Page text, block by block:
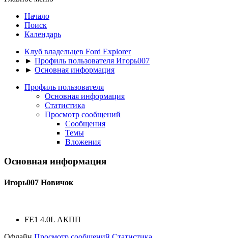
Начало
Поиск
Календарь
Клуб владельцев Ford Explorer
► Профиль пользователя Игорь007
► Основная информация
Профиль пользователя
Основная информация
Статистика
Просмотр сообщений
Сообщения
Темы
Вложения
Основная информация
Игорь007 Новичок
FE1 4.0L АКПП